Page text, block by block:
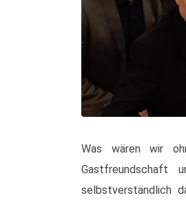
Was wären wir
Gastfreundschaft
selbstverständlich